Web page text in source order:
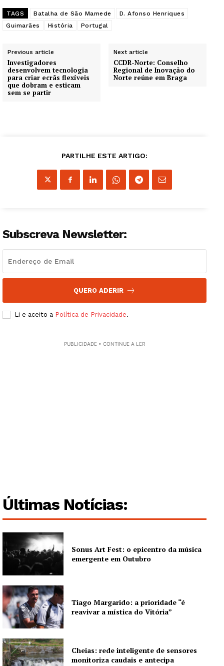
SUBSCREVA JÁ!
Institucional
Quero ser Assinante
TAGS Batalha de São Mamede
D. Afonso Henriques
Guimarães
História Portugal
Previous article
Investigadores
desenvolvem tecnologia
para criar ecrãs flexíveis
que dobram e esticam
sem se partir
Next article
CCDR-Norte: Conselho
Regional de Inovação do
Norte reúne em Braga
PARTILHE ESTE ARTIGO:
Subscreva Newsletter:
QUERO ADERIR
Li e aceito a Política de Privacidade.
PUBLICIDADE • CONTINUE A LER
Últimas Notícias:
Sonus Art Fest: o epicentro da música
emergente em Outubro
Tiago Margarido: a prioridade “é
reavivar a mística do Vitória”
Cheias: rede inteligente de sensores
monitoriza caudais e antecipa